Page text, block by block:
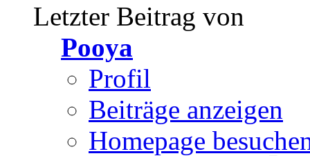
Letzter Beitrag von
Pooya
Profil
Beiträge anzeigen
Homepage